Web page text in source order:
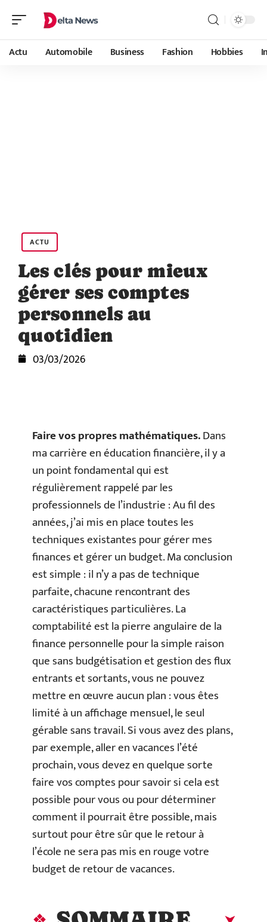
Actu Automobile Business Fashion Hobbies
ACTU
Les clés pour mieux
gérer ses comptes
personnels au
quotidien
03/03/2026
Faire vos propres mathématiques.Dans
ma carrière en éducation financière, il y a
un point fondamental qui est
régulièrement rappelé par les
professionnels de l’industrie : Au fil des
années, j’ai mis en place toutes les
techniques existantes pour gérer mes
finances et gérer un budget. Ma conclusion
est simple : il n’y a pas de technique
parfaite, chacune rencontrant des
caractéristiques particulières. La
comptabilité est la pierre angulaire de la
finance personnelle pour la simple raison
que sans budgétisation et gestion des flux
entrants et sortants, vous ne pouvez
mettre en œuvre aucun plan : vous êtes
limité à un affichage mensuel, le seul
gérable sans travail. Si vous avez des plans,
par exemple, aller en vacances l’été
prochain, vous devez en quelque sorte
faire vos comptes pour savoir si cela est
possible pour vous ou pour déterminer
comment il pourrait être possible, mais
surtout pour être sûr que le retour à
l’école ne sera pas mis en rouge votre
budget de retour de vacances.